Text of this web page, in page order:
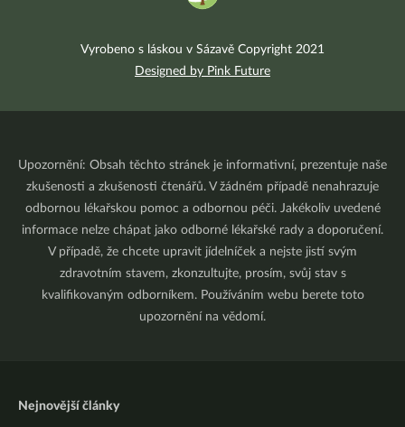
Vyrobeno s láskou v Sázavě Copyright 2021
Designed by Pink Future
Upozornění: Obsah těchto stránek je informativní, prezentuje naše
zkušenosti a zkušenosti čtenářů. V žádném případě nenahrazuje
odbornou lékařskou pomoc a odbornou péči. Jakékoliv uvedené
informace nelze chápat jako odborné lékařské rady a doporučení.
V případě, že chcete upravit jídelníček a nejste jistí svým
zdravotním stavem, zkonzultujte, prosím, svůj stav s
kvalifikovaným odborníkem. Používáním webu berete toto
upozornění na vědomí.
Nejnovější články